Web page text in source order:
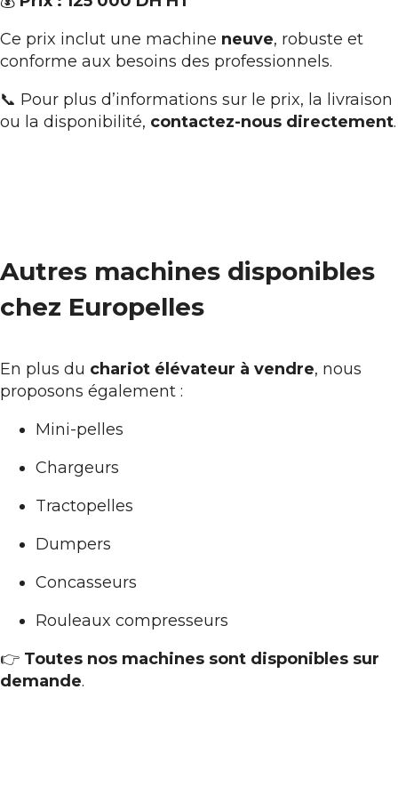
Ce prix inclut une machine neuve, robuste et
conforme aux besoins des professionnels.
📞 Pour plus d’informations sur le prix, la livraison
ou la disponibilité, contactez-nous directement.
Autres machines disponibles
chez Europelles
En plus du chariot élévateur à vendre, nous
proposons également :
Mini-pelles
Chargeurs
Tractopelles
Dumpers
Concasseurs
Rouleaux compresseurs
👉 Toutes nos machines sont disponibles sur
demande.